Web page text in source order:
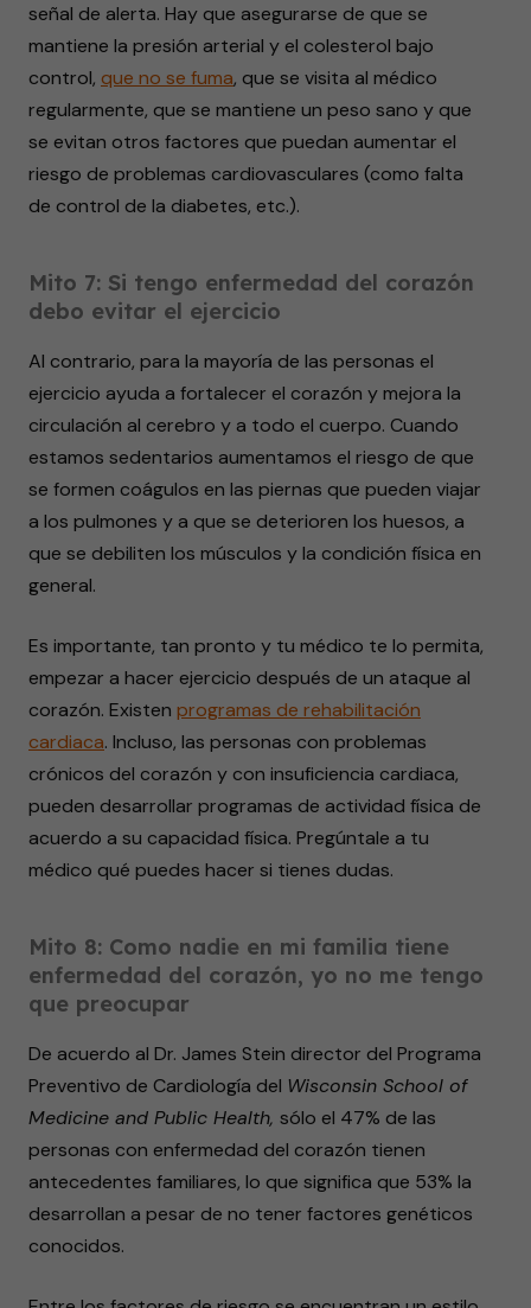
señal de alerta. Hay que asegurarse de que se
mantiene la presión arterial y el colesterol bajo
control, que no se fuma, que se visita al médico
regularmente, que se mantiene un peso sano y que
se evitan otros factores que puedan aumentar el
riesgo de problemas cardiovasculares (como falta
de control de la diabetes, etc.).
Mito 7: Si tengo enfermedad del corazón
debo evitar el ejercicio
Al contrario, para la mayoría de las personas el
ejercicio ayuda a fortalecer el corazón y mejora la
circulación al cerebro y a todo el cuerpo. Cuando
estamos sedentarios aumentamos el riesgo de que
se formen coágulos en las piernas que pueden viajar
a los pulmones y a que se deterioren los huesos, a
que se debiliten los músculos y la condición física en
general.
Es importante, tan pronto y tu médico te lo permita,
empezar a hacer ejercicio después de un ataque al
corazón. Existen programas de rehabilitación
cardiaca. Incluso, las personas con problemas
crónicos del corazón y con insuficiencia cardiaca,
pueden desarrollar programas de actividad física de
acuerdo a su capacidad física. Pregúntale a tu
médico qué puedes hacer si tienes dudas.
Mito 8: Como nadie en mi familia tiene
enfermedad del corazón, yo no me tengo
que preocupar
De acuerdo al Dr. James Stein director del Programa
Preventivo de Cardiología del Wisconsin School of
Medicine and Public Health, sólo el 47% de las
personas con enfermedad del corazón tienen
antecedentes familiares, lo que significa que 53% la
desarrollan a pesar de no tener factores genéticos
conocidos.